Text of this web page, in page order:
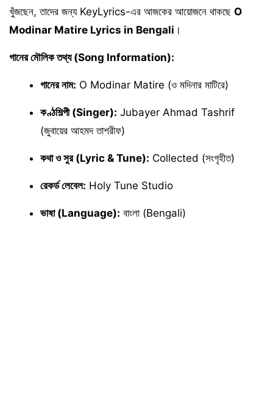
খুঁজছেন, তাদের জন্য KeyLyrics-এর আজকের আয়োজনে থাকছে O
Modinar Matire Lyrics in Bengali ।
গানের মৌলিক তথ্য (Song Information):
গানের নাম: O Modinar Matire (ও মদিনার মাটিরে)
কণ্ঠশিল্পী (Singer): Jubayer Ahmad Tashrif
(জুবায়ের আহমদ তাশরীফ)
কথা ও সুর (Lyric & Tune): Collected (সংগৃহীত)
রেকর্ড লেবেল: Holy Tune Studio
ভাষা (Language): বাংলা (Bengali)